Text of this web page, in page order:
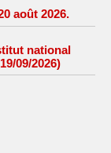
août 2026.
national
09/2026)